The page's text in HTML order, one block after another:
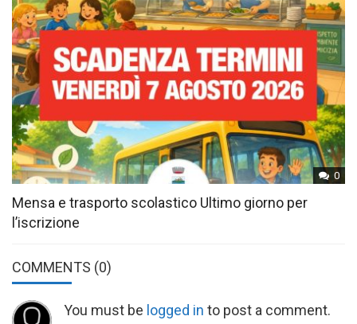
0
Mensa e trasporto scolastico Ultimo giorno per
l’iscrizione
COMMENTS (0)
You must be logged in to post a comment.